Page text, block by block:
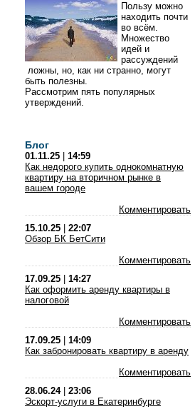
Пользу можно
находить почти
во всём.
Множество
идей и
рассуждений
ложны, но, как ни странно, могут
быть полезны.
Рассмотрим пять популярных
утверждений.
Блог
01.11.25
14:59
Как недорого купить однокомнатную
квартиру на вторичном рынке в
вашем городе
Комментировать
15.10.25
22:07
Обзор БК БетСити
Комментировать
17.09.25
14:27
Как оформить аренду квартиры в
налоговой
Комментировать
17.09.25
14:09
Как забронировать квартиру в аренду
Комментировать
28.06.24| 23:06
Эскорт-услуги в Екатеринбурге